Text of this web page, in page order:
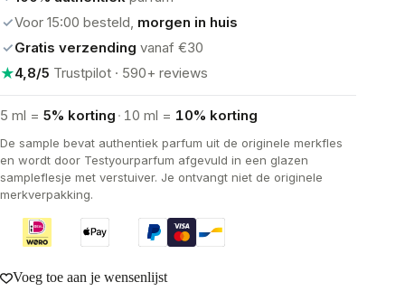
✓Voor 15:00 besteld, morgen in huis
✓Gratis verzending vanaf €30
★4,8/5 Trustpilot · 590+ reviews
5 ml = 5% korting · 10 ml = 10% korting
De sample bevat authentiek parfum uit de originele merkfles
en wordt door Testyourparfum afgevuld in een glazen
sampleflesje met verstuiver. Je ontvangt niet de originele
merkverpakking.
Voeg toe aan je wensenlijst